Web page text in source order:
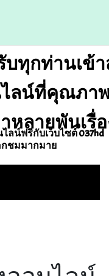
บทุกท่านเข้
ไลน์ที่คุณภา
หลายพันเรื่
ไลน์ฟรีกับเว็บไซต์ 037hd
กชมมากมาย